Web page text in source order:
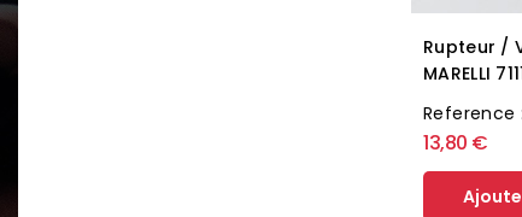
Rupteur /
MARELLI
Reference
13,80 €